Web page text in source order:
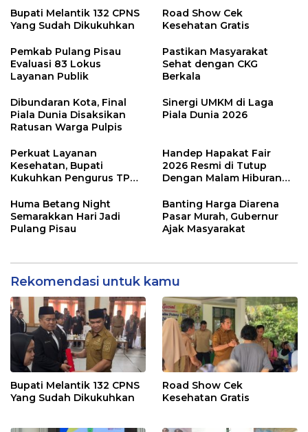
Bupati Melantik 132 CPNS
Yang Sudah Dikukuhkan
Road Show Cek
Kesehatan Gratis
Pemkab Pulang Pisau
Evaluasi 83 Lokus
Layanan Publik
Pastikan Masyarakat
Sehat dengan CKG
Berkala
Dibundaran Kota, Final
Piala Dunia Disaksikan
Ratusan Warga Pulpis
Sinergi UMKM di Laga
Piala Dunia 2026
Perkuat Layanan
Kesehatan, Bupati
Kukuhkan Pengurus TP
Handep Hapakat Fair
2026 Resmi di Tutup
Dengan Malam Hiburan
Huma Betang Night
Semarakkan Hari Jadi
Pulang Pisau
Banting Harga Diarena
Pasar Murah, Gubernur
Ajak Masyarakat
Rekomendasi untuk kamu
Bupati Melantik 132 CPNS
Yang Sudah Dikukuhkan
Road Show Cek
Kesehatan Gratis